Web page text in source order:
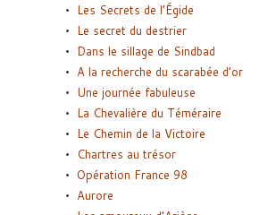
Les Secrets de l’Égide
Le secret du destrier
Dans le sillage de Sindbad
A la recherche du scarabée d’or
Une journée fabuleuse
La Chevalière du Téméraire
Le Chemin de la Victoire
Chartres au trésor
Opération France 98
Aurore